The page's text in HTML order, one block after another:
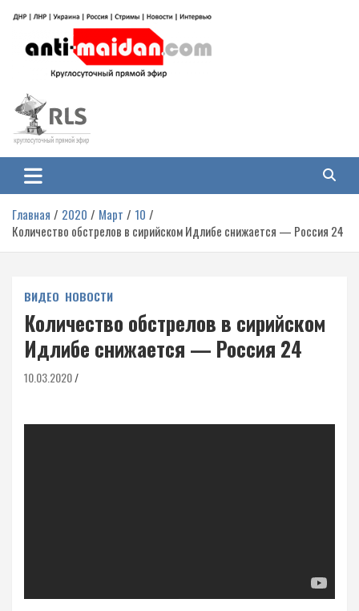
содержимому
Антимайдан: Гражданская война
на Украине
гражданской войне на Украине, включая события в Новороссии, ДНР,
ЛНР и других регионах.
Главная 2020 Март
10
Количество обстрелов в сирийском Идлибе снижается — Россия 24
ВИДЕО НОВОСТИ
Количество обстрелов в сирийском
Идлибе снижается — Россия 24
10.03.2020